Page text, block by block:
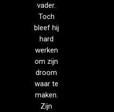
vader.
Toch
bleef hij
hard
werken
om zijn
droom
waar te
maken.
Zijn